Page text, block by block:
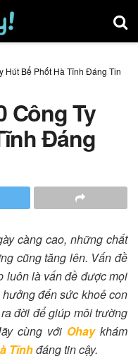
Hút Bể Phốt Hà Tĩnh Đáng Tin
Công Ty
Đáng
càng cao, những chất
cũng tăng lên. Vấn đề
luôn là vấn đề được mọi
đến sức khoẻ con
đời để giúp môi trường
cùng với Ohaykhám
Tĩnhđáng tin cậy.